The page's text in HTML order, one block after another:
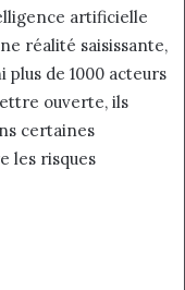
artificielle
réalité saisissante,
de 1000 acteurs
ouverte, ils
certaines
les risques